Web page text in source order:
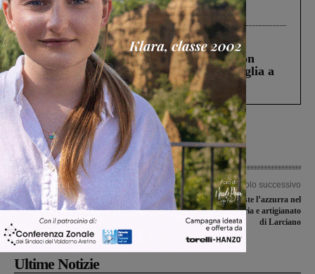
processo, lo stop ai sorpassi fra tir....
Cronaca 3 Agosto 2026
Scomparso da una struttura di Castiglion
Fiorentino l’uomo che aveva ucciso la figlia a
Levane nel 2020
Articolo precedente
Quattro ragazze valdarnesi agli
allenamenti di selezione per il “Trofeo
Fosco Carloni”
Articolo successivo
Rinaldo Nocentini veste l’azzurra nel
Gran premio industria e artigianato
di Larciano
Ultime Notizie